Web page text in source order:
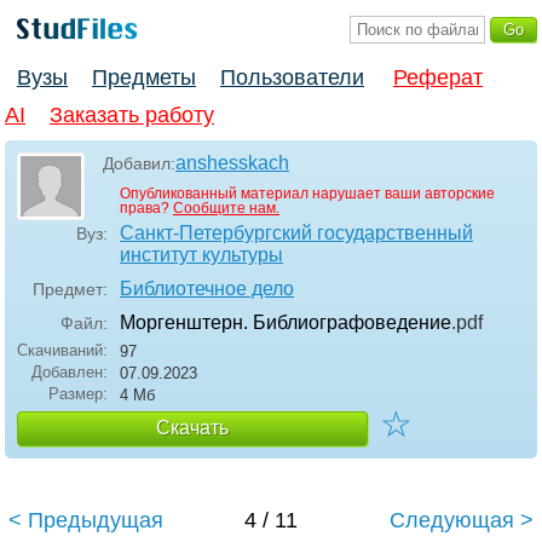
Вузы Предметы Пользователи
Реферат
AI
Заказать работу
Добавил:anshesskach
Опубликованный материал нарушает ваши авторские
права? Сообщите нам.
Вуз:
Санкт-Петербургский государственный
институт культуры
Предмет: Библиотечное дело
Файл: Моргенштерн. Библиографоведение.pdf
Скачиваний:
97
Добавлен:
07.09.2023
Размер:
4 Мб
Скачать ☆
< Предыдущая 4 / 11 Следующая >